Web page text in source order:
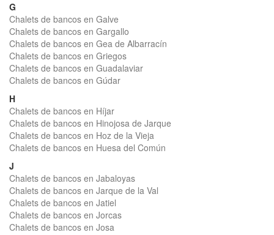
G
Chalets de bancos en Galve
Chalets de bancos en Gargallo
Chalets de bancos en Gea de Albarracín
Chalets de bancos en Griegos
Chalets de bancos en Guadalaviar
Chalets de bancos en Gúdar
H
Chalets de bancos en Híjar
Chalets de bancos en Hinojosa de Jarque
Chalets de bancos en Hoz de la Vieja
Chalets de bancos en Huesa del Común
J
Chalets de bancos en Jabaloyas
Chalets de bancos en Jarque de la Val
Chalets de bancos en Jatiel
Chalets de bancos en Jorcas
Chalets de bancos en Josa